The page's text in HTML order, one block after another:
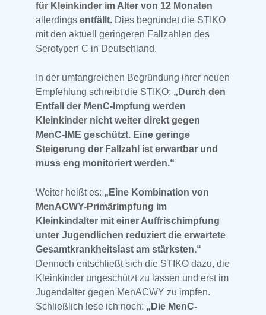
für Kleinkinder im Alter von 12 Monaten
allerdings entfällt. Dies begründet die STIKO
mit den aktuell geringeren Fallzahlen des
Serotypen C in Deutschland.
In der umfangreichen Begründung ihrer neuen
Empfehlung schreibt die STIKO: „Durch den
Entfall der MenC-Impfung werden
Kleinkinder nicht weiter direkt gegen
MenC-IME geschützt. Eine geringe
Steigerung der Fallzahl ist erwartbar und
muss eng monitoriert werden.“
Weiter heißt es: „Eine Kombination von
MenACWY-Primärimpfung im
Kleinkindalter mit einer Auffrischimpfung
unter Jugendlichen reduziert die erwartete
Gesamtkrankheitslast am stärksten.“
Dennoch entschließt sich die STIKO dazu, die
Kleinkinder ungeschützt zu lassen und erst im
Jugendalter gegen MenACWY zu impfen.
Schließlich lese ich noch: „Die MenC-